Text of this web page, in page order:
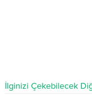
İlginizi Çekebilecek